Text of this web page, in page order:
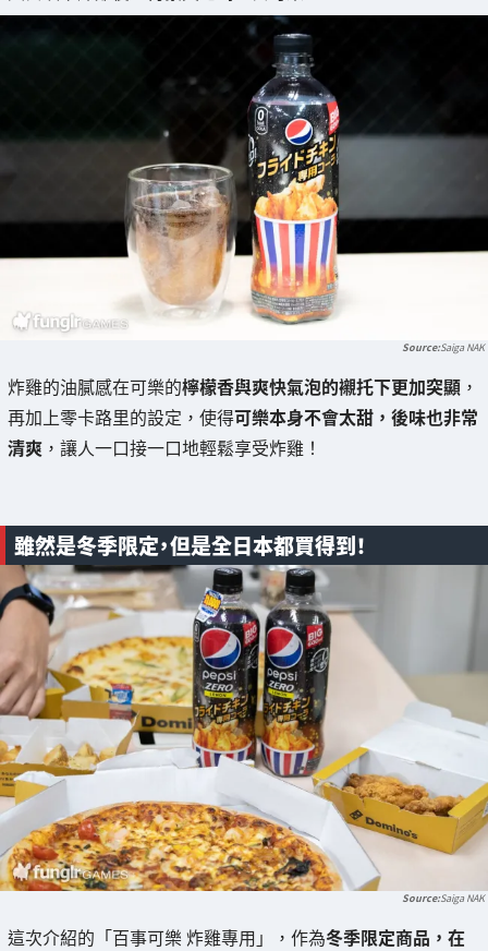
Saiga NAK
炸雞的油膩感在可樂的檸檬香與爽快氣泡的襯托下更加突顯 ，
再加上零卡路里的設定，使得可樂本身不會太甜，後味也非常
清爽 ，讓人一口接一口地輕鬆享受炸雞！
雖然是冬季限定，但是全日本都買得到！
Saiga NAK
這次介紹的「百事可樂 炸雞專用」，作為冬季限定商品，在